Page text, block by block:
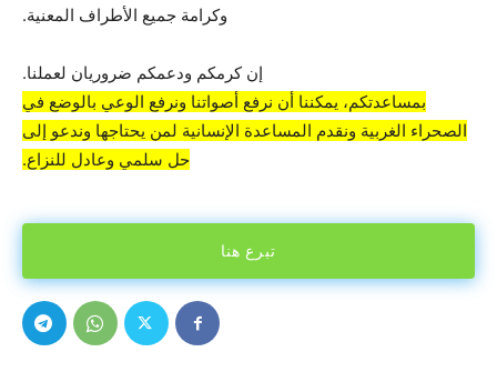
وكرامة جميع الأطراف المعنية.
إن كرمكم ودعمكم ضروريان لعملنا.
بمساعدتكم، يمكننا أن نرفع أصواتنا ونرفع الوعي بالوضع في
الصحراء الغربية ونقدم المساعدة الإنسانية لمن يحتاجها وندعو إلى
حل سلمي وعادل للنزاع.
تبرع هنا